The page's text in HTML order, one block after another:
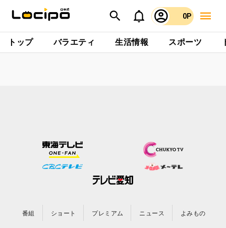
0P
トップ バラエティ 生活情報 スポーツ
番組 ショート プレミアム ニュース よみもの